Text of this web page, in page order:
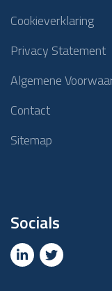
Cookieverklaring
Privacy Statement
Algemene
Contact
Sitemap
Socials